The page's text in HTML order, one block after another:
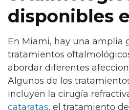
disponibles
En Miami, hay una amplia
tratamientos
abordar diferentes
Algunos de los
incluyen la cirugía
cataratas, el tratamiento